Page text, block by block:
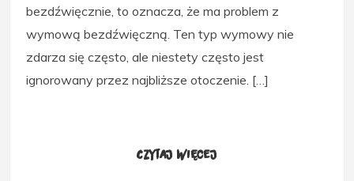
bezdźwięcznie, to oznacza, że ma problem z
wymową bezdźwięczną. Ten typ wymowy nie
zdarza się często, ale niestety często jest
ignorowany przez najbliższe otoczenie. […]
Czytaj więcej